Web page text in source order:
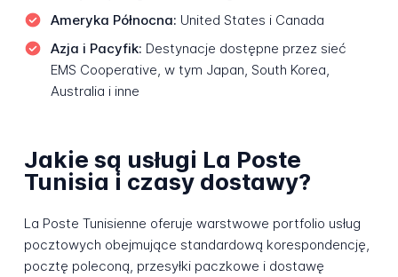
Ameryka Północna: United States i Canada
Azja i Pacyfik: Destynacje dostępne przez sieć
EMS Cooperative, w tym Japan, South Korea,
Australia i inne
Jakie są usługi La Poste
Tunisia i czasy dostawy?
La Poste Tunisienne oferuje warstwowe portfolio usług
pocztowych obejmujące standardową korespondencję,
pocztę poleconą, przesyłki paczkowe i dostawę